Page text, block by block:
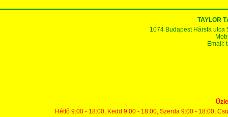
TAYLOR
1074 Budapest Hársfa utca
Email:
Hétfő 9:00 - 18:00, Kedd 9:00 - 18:00, Szerda 9:00 - 18:00,